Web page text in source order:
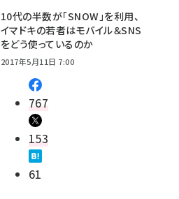
10代の半数が「SNOW」を利用、
イマドキの若者はモバイル＆SNS
をどう使っているのか
2017年5月11日 7:00
767
153
61